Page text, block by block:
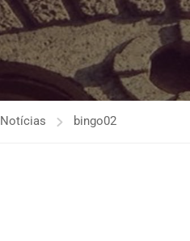
Notícias bingo02